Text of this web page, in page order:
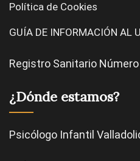
Política de Cookies
GUÍA DE INFORMACIÓN AL
Registro Sanitario
¿Dónde estamos?
Psicólogo Infantil